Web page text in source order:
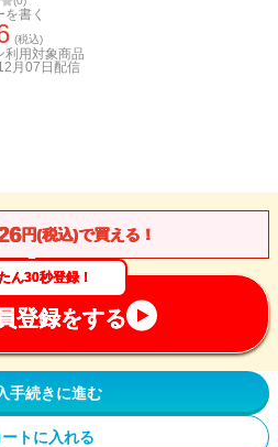
を書く
(税込)
利用対象商品
月07日 配信
円(税込)で買える！
ん30秒登録！
登録をする
手続きに進む
ートに入れる